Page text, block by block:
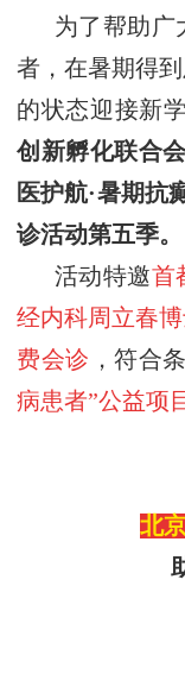
为了帮助广
者，在暑期得
的状态迎接新
创新孵化联合
医护航·暑期抗
诊活动第五季。
活动特邀首
经内科周立春
费会诊 ，符合
病患者”公益项
北